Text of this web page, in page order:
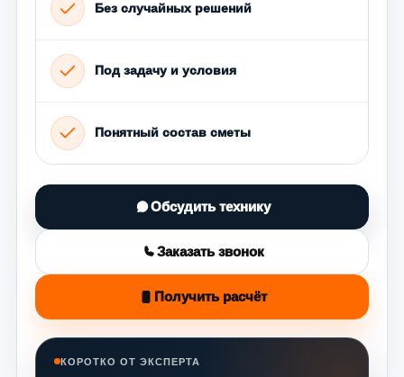
Без случайных решений
Под задачу и условия
Понятный состав сметы
Обсудить технику
Заказать звонок
Получить расчёт
КОРОТКО ОТ ЭКСПЕРТА